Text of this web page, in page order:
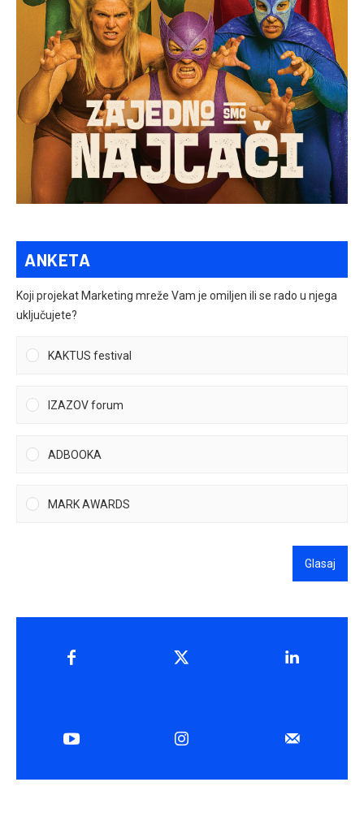
ANKETA
Koji projekat Marketing mreže Vam je omiljen ili se rado u njega
uključujete?
KAKTUS festival
IZAZOV forum
ADBOOKA
MARK AWARDS
Glasaj